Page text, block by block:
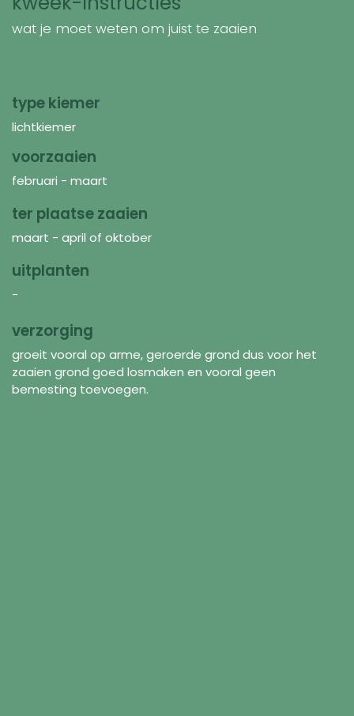
wat je moet weten om juist te zaaien
type kiemer
lichtkiemer
voorzaaien
februari - maart
ter plaatse zaaien
maart - april of oktober
uitplanten
-
verzorging
groeit vooral op arme, geroerde grond dus voor het
zaaien grond goed losmaken en vooral geen
bemesting toevoegen.